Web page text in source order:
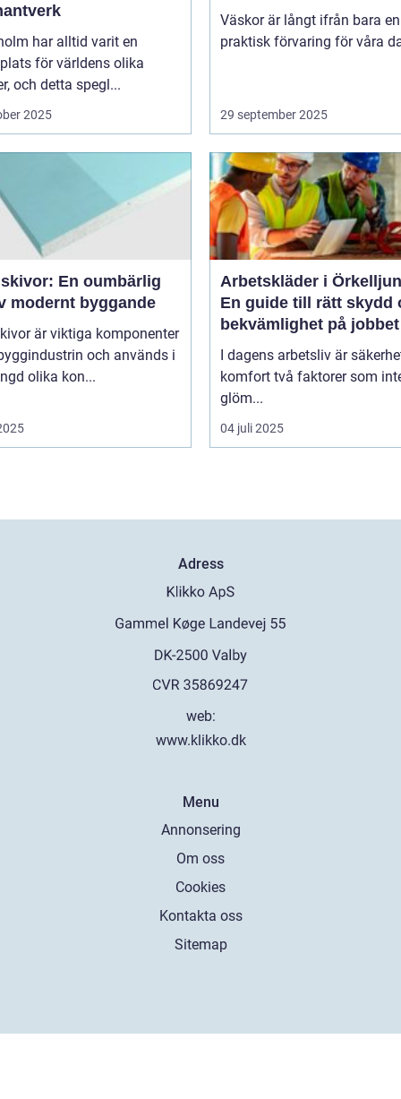
har alltid varit en
för världens olika
och detta spegl...
2025
Väskor är långt ifrån bara en
praktisk förvaring för våra
29 september 2025
En oumbärlig
modernt byggande
är viktiga komponenter
och används i
olika kon...
Arbetskläder i
En guide till rätt skydd
bekvämlighet på jobbet
I dagens arbetsliv är
komfort två faktorer som
glöm...
04 juli 2025
Adress
web:
www.klikko.dk
Menu
Annonsering
Om oss
Cookies
Kontakta oss
Sitemap